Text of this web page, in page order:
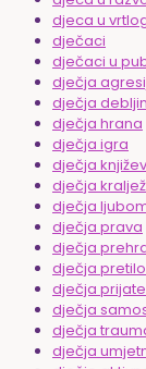
djeca u
dječaci
dječaci u
dječja
dječja
dječja hrana
dječja igra
dječja
dječja
dječja
dječja prava
dječja
dječja
dječja
dječja
dječja
dječja